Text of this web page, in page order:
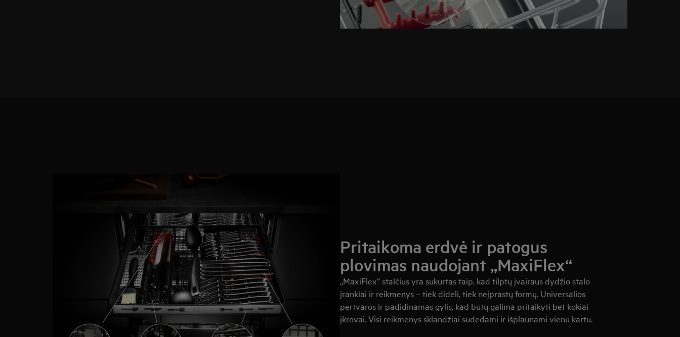
Pritaikoma erdvė ir patogus
plovimas naudojant „MaxiFlex“
„MaxiFlex“ stalčius yra sukurtas taip, kad tilptų įvairaus dydžio stalo
įrankiai ir reikmenys – tiek dideli, tiek neįprastų formų. Universalios
pertvaros ir padidinamas gylis, kad būtų galima pritaikyti bet kokiai
įkrovai. Visi reikmenys sklandžiai sudedami ir išplaunami vienu kartu.